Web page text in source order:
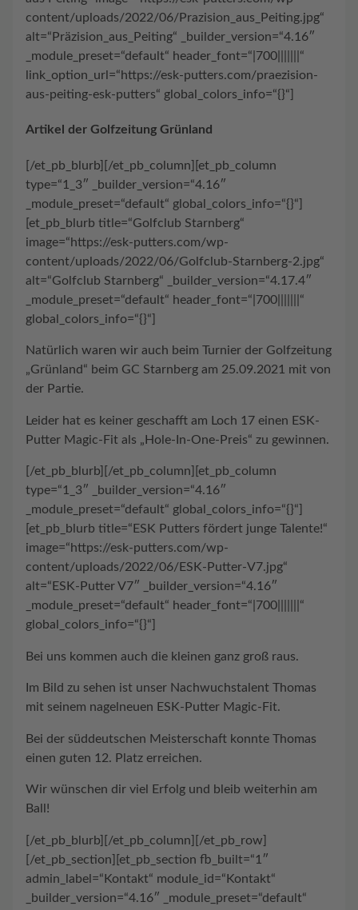
content/uploads/2022/06/Prazision_aus_Peiting.jpg“
alt=“Präzision_aus_Peiting“ _builder_version=“4.16″
_module_preset=“default“ header_font=“|700|||||||“
link_option_url=“https://esk-putters.com/praezision-
aus-peiting-esk-putters“ global_colors_info=“{}“]
Artikel der Golfzeitung Grünland
[/et_pb_blurb][/et_pb_column][et_pb_column
type=“1_3″ _builder_version=“4.16″
_module_preset=“default“ global_colors_info=“{}“]
[et_pb_blurb title=“Golfclub Starnberg“
image=“https://esk-putters.com/wp-
content/uploads/2022/06/Golfclub-Starnberg-2.jpg“
alt=“Golfclub Starnberg“ _builder_version=“4.17.4″
_module_preset=“default“ header_font=“|700|||||||“
global_colors_info=“{}“]
Natürlich waren wir auch beim Turnier der Golfzeitung
„Grünland“ beim GC Starnberg am 25.09.2021 mit von
der Partie.
Leider hat es keiner geschafft am Loch 17 einen ESK-
Putter Magic-Fit als „Hole-In-One-Preis“ zu gewinnen.
[/et_pb_blurb][/et_pb_column][et_pb_column
type=“1_3″ _builder_version=“4.16″
_module_preset=“default“ global_colors_info=“{}“]
[et_pb_blurb title=“ESK Putters fördert junge Talente!“
image=“https://esk-putters.com/wp-
content/uploads/2022/06/ESK-Putter-V7.jpg“
alt=“ESK-Putter V7″ _builder_version=“4.16″
_module_preset=“default“ header_font=“|700|||||||“
global_colors_info=“{}“]
Bei uns kommen auch die kleinen ganz groß raus.
Im Bild zu sehen ist unser Nachwuchstalent Thomas
mit seinem nagelneuen ESK-Putter Magic-Fit.
Bei der süddeutschen Meisterschaft konnte Thomas
einen guten 12. Platz erreichen.
Wir wünschen dir viel Erfolg und bleib weiterhin am
Ball!
[/et_pb_blurb][/et_pb_column][/et_pb_row]
[/et_pb_section][et_pb_section fb_built=“1″
admin_label=“Kontakt“ module_id=“Kontakt“
_builder_version=“4.16″ _module_preset=“default“